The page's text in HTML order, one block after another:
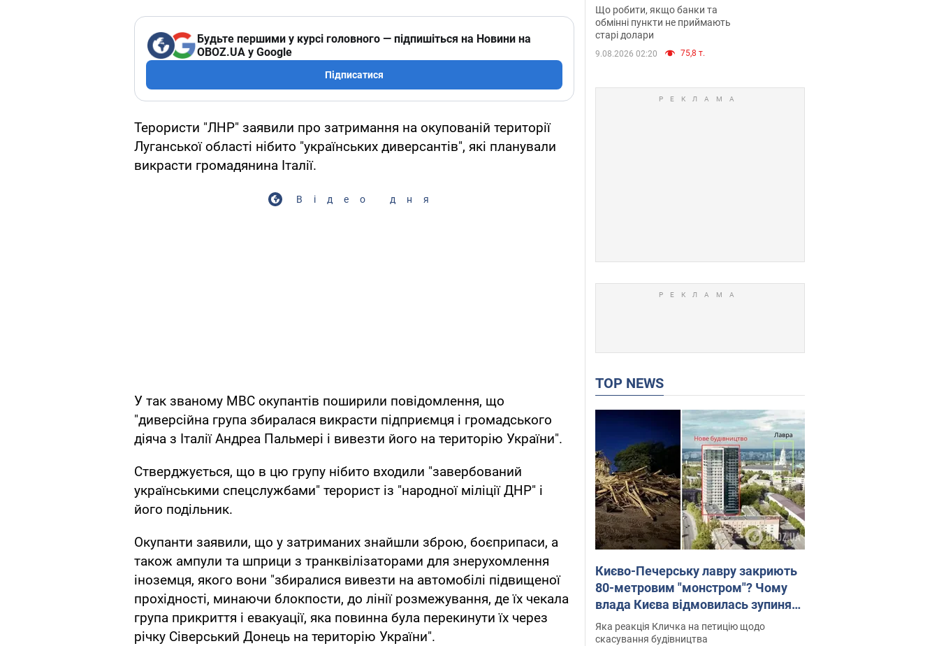
Будьте першими у курсі головного — підпишіться на Новини на
OBOZ.UA у Google
Підписатися
Терористи "ЛНР" заявили про затримання на окупованій території
Луганської області нібито "українських диверсантів", які планували
викрасти громадянина Італії.
Відео дня
У так званому МВС окупантів поширили повідомлення, що
"диверсійна група збиралася викрасти підприємця і громадського
діяча з Італії Андреа Пальмері і вивезти його на територію України".
Стверджується, що в цю групу нібито входили "завербований
українськими спецслужбами" терорист із "народної міліції ДНР" і
його подільник.
Окупанти заявили, що у затриманих знайшли зброю, боєприпаси, а
також ампули та шприци з транквілізаторами для знерухомлення
іноземця, якого вони "збиралися вивезти на автомобілі підвищеної
прохідності, минаючи блокпости, до лінії розмежування, де їх чекала
група прикриття і евакуації, яка повинна була перекинути їх через
річку Сіверський Донець на територію України".
та банки такі купюри
Що робити, якщо банки та
обмінні пункти не приймають
старі долари
9.08.2026 02:20 75,8 т.
TOP NEWS
Києво-Печерську лавру закриють
80-метровим "монстром"? Чому
влада Києва відмовилась зупиняти
будівництво хмарочоса
"московського вірянина"
Яка реакція Кличка на петицію щодо
скасування будівництва